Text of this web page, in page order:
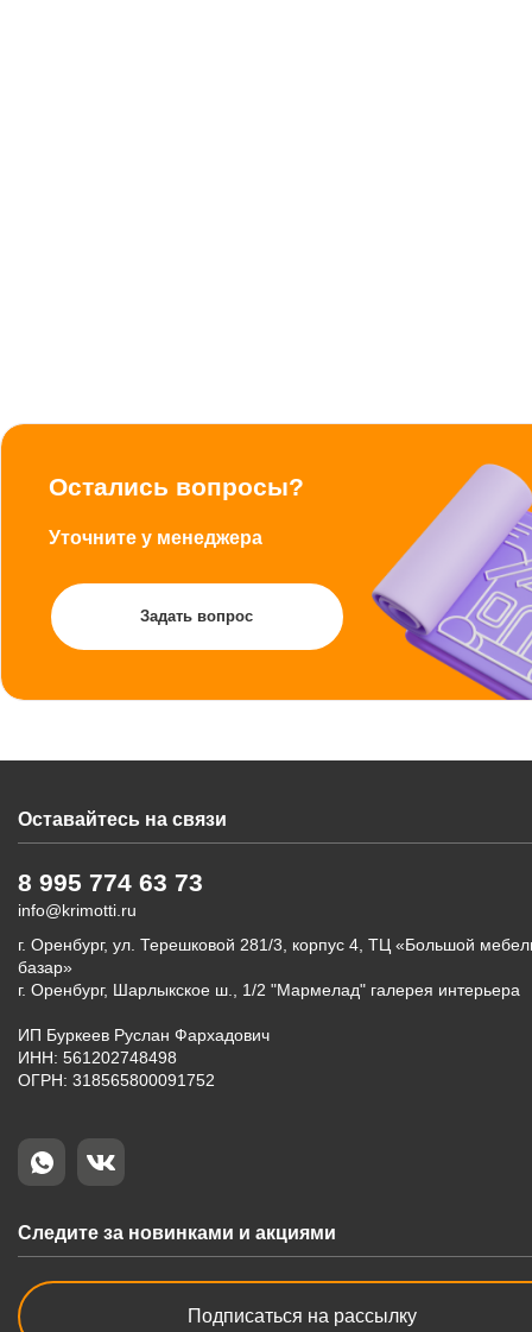
Остались вопросы?
Уточните у менеджера
Задать вопрос
Оставайтесь на связи
8 995 774 63 73
info@krimotti.ru
г. Оренбург, ул. Терешковой 281/3, корпус 4, ТЦ «Большой
базар»
г. Оренбург, Шарлыкское ш., 1/2 "Мармелад" галерея интерьера
ИП Буркеев Руслан Фархадович
ИНН: 561202748498
ОГРН: 318565800091752
Следите за новинками и акциями
Подписаться на рассылку